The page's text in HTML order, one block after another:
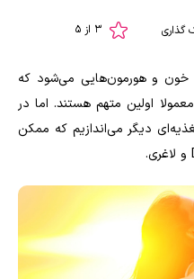
گذاری
خون و هورمون‌هایی می‌شود که
اولین متهم هستند. اما در
دیگر می‌اندازیم که ممکن